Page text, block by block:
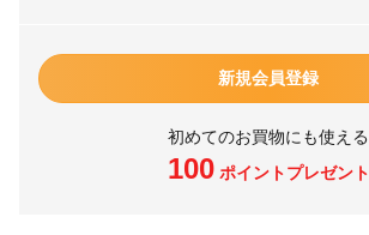
新規会員登録
初めてのお買物にも使える
100ポイントプレゼント